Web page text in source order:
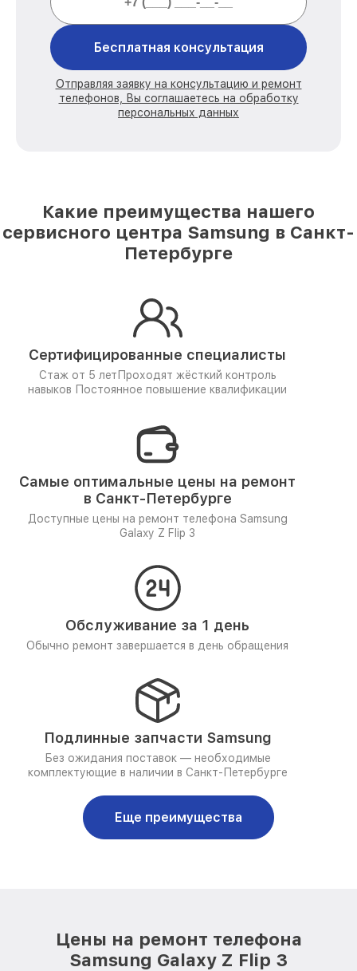
Бесплатная консультация
Отправляя заявку на консультацию и ремонт
телефонов, Вы соглашаетесь на обработку
персональных данных
Какие преимущества нашего
сервисного центра Samsung в Санкт-
Петербурге
Сертифицированные специалисты
Стаж от 5 лет Проходят жёсткий контроль
навыков Постоянное повышение квалификации
Самые оптимальные цены на ремонт
в Санкт-Петербурге
Доступные цены на ремонт телефона Samsung
Galaxy Z Flip 3
Обслуживание за 1 день
Обычно ремонт завершается в день обращения
Подлинные запчасти Samsung
Без ожидания поставок — необходимые
комплектующие в наличии в Санкт-Петербурге
Еще преимущества
Цены на ремонт телефона
Samsung Galaxy Z Flip 3